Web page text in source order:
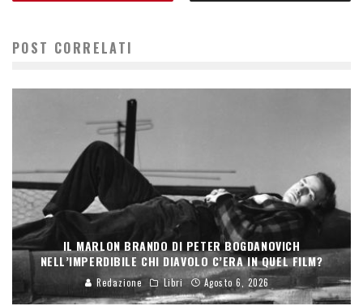
POST CORRELATI
IL MARLON BRANDO DI PETER BOGDANOVICH
NELL’IMPERDIBILE CHI DIAVOLO C’ERA IN QUEL FILM?
Redazione Libri Agosto 6, 2026